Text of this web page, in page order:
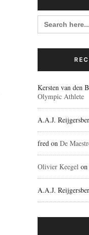
SEARCH
FOR:
Kersten van den
Olympic Athlete
A.A.J.
fred on De
Olivier Keegel on
A.A.J.